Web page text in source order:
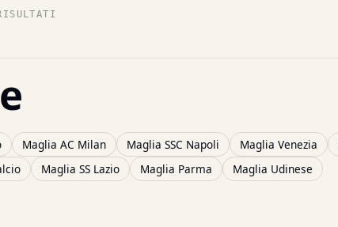
Maglia AC Milan Maglia SSC Napoli Maglia Venezia
Maglia SS Lazio Maglia Parma Maglia Udinese